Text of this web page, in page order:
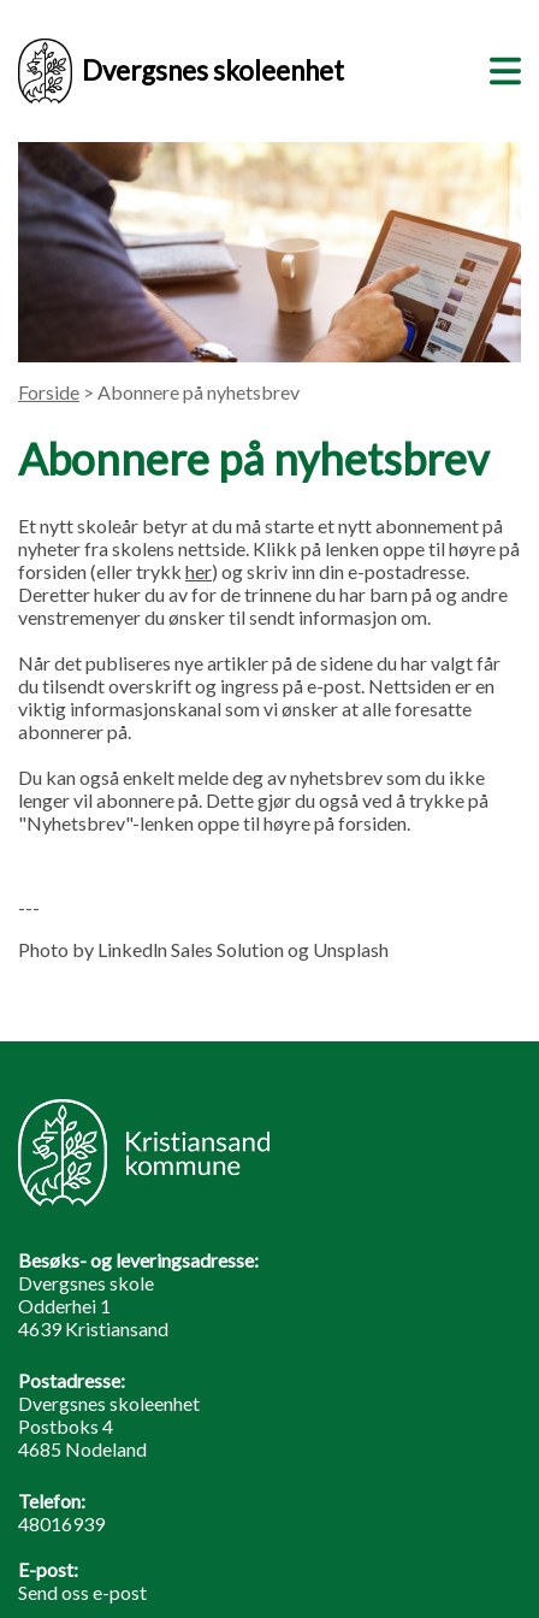
Dvergsnes skoleenhet
Forside > Abonnere på nyhetsbrev
Abonnere på nyhetsbrev
Et nytt skoleår betyr at du må starte et nytt abonnement på
nyheter fra skolens nettside. Klikk på lenken oppe til høyre på
forsiden (eller trykk her) og skriv inn din e-postadresse.
Deretter huker du av for de trinnene du har barn på og andre
venstremenyer du ønsker til sendt informasjon om.
Når det publiseres nye artikler på de sidene du har valgt får
du tilsendt overskrift og ingress på e-post. Nettsiden er en
viktig informasjonskanal som vi ønsker at alle foresatte
abonnerer på.
Du kan også enkelt melde deg av nyhetsbrev som du ikke
lenger vil abonnere på. Dette gjør du også ved å trykke på
"Nyhetsbrev"-lenken oppe til høyre på forsiden.
---
Photo by Linkedln Sales Solution og Unsplash
Besøks- og leveringsadresse:
Dvergsnes skole
Odderhei 1
4639 Kristiansand
Postadresse:
Dvergsnes skoleenhet
Postboks 4
4685 Nodeland
Telefon:
48016939
E-post:
Send oss e-post